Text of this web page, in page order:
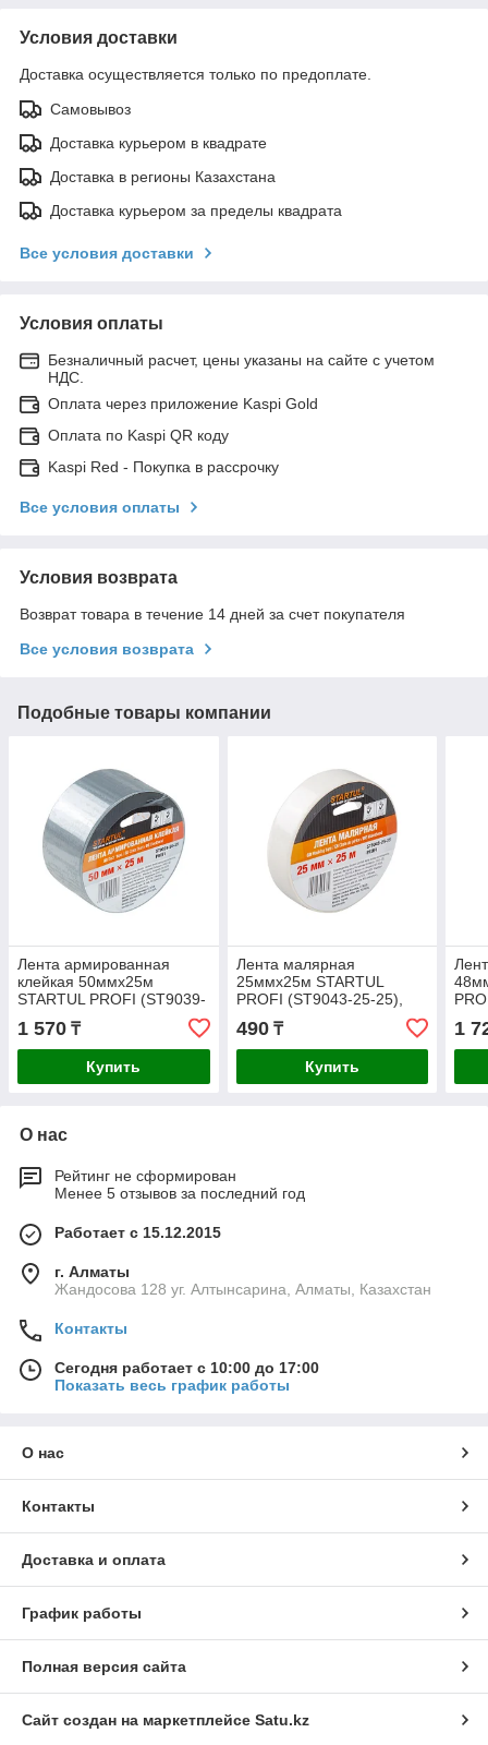
Условия доставки
Доставка осуществляется только по предоплате.
Самовывоз
Доставка курьером в квадрате
Доставка в регионы Казахстана
Доставка курьером за пределы квадрата
Все условия доставки
Условия оплаты
Безналичный расчет, цены указаны на сайте с учетом
НДС.
Оплата через приложение Kaspi Gold
Оплата по Kaspi QR коду
Kaspi Red - Покупка в рассрочку
Все условия оплаты
Условия возврата
Возврат товара в течение 14 дней за счет покупателя
Все условия возврата
Подобные товары компании
Лента армированная
клейкая 50ммх25м
STARTUL PROFI (ST9039-
1 570 ₸
Купить
Лента малярная
25ммх25м STARTUL
PROFI (ST9043-25-25),
белая
490₸
Купить
1
О нас
Рейтинг не сформирован
Менее 5 отзывов за последний год
Работает с 15.12.2015
г. Алматы
Жандосова 128 уг. Алтынсарина, Алматы, Казахстан
Контакты
Сегодня работает с 10:00 до 17:00
Показать весь график работы
О нас
Контакты
Доставка и оплата
График работы
Полная версия сайта
Сайт создан на маркетплейсе Satu.kz